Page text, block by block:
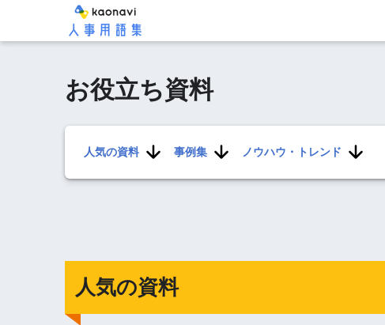
お役立ち資料
人気の資料 事例集 ノウハウ・トレンド
人気の資料